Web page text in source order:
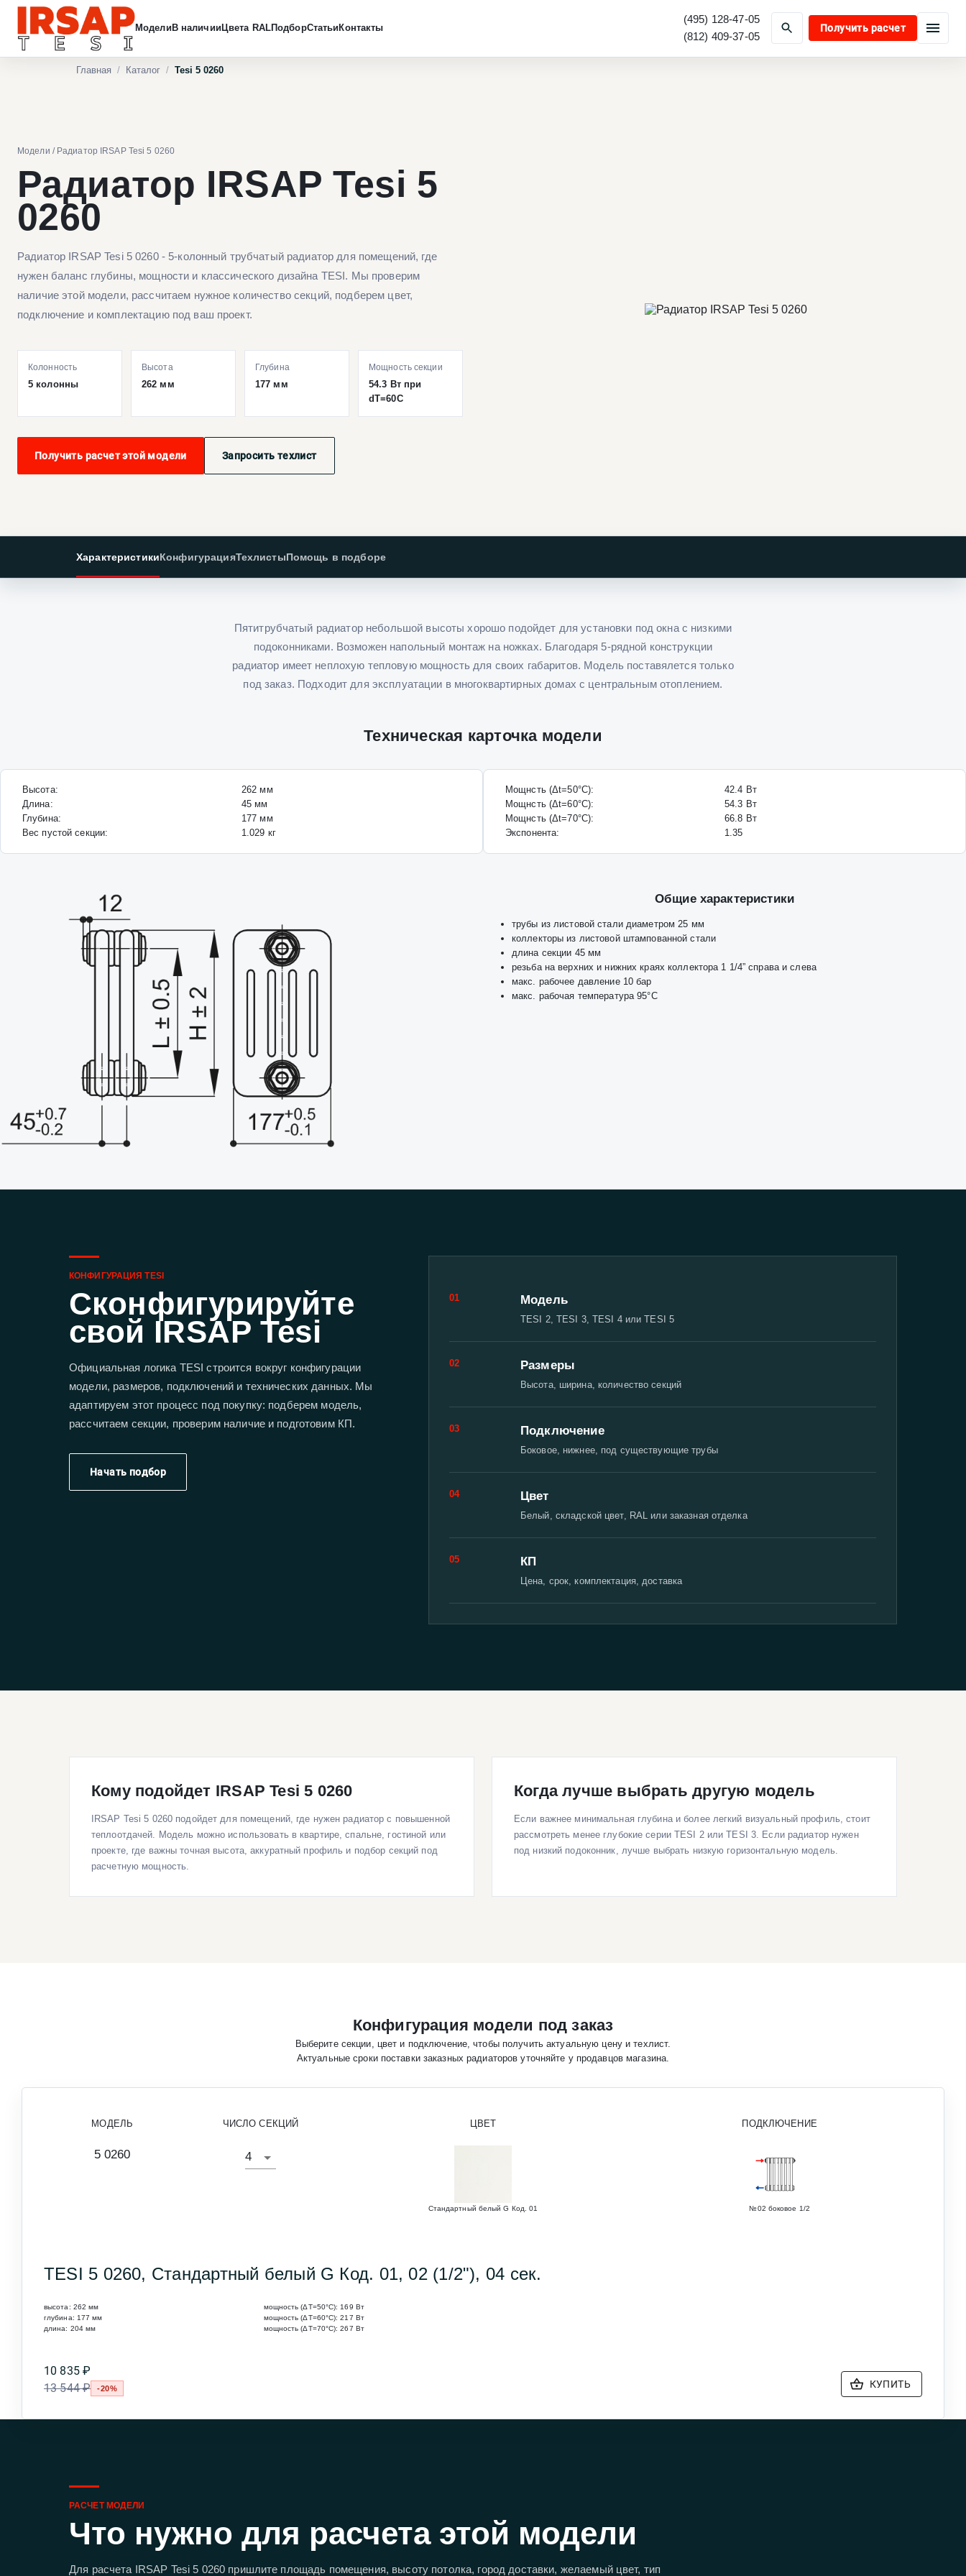
Модели В наличии Цвета RALПодборСтатьи Контакты
(495) 128-47-05
(812) 409-37-05
Получить расчет
Главная / Каталог / Tesi 5 0260
Модели / Радиатор IRSAP Tesi 5 0260
Радиатор IRSAP Tesi 5
0260
Радиатор IRSAP Tesi 5 0260 - 5-колонный трубчатый радиатор для помещений, где
нужен баланс глубины, мощности и классического дизайна TESI. Мы проверим
наличие этой модели, рассчитаем нужное количество секций, подберем цвет,
подключение и комплектацию под ваш проект.
Колонность
5 колонны
Высота
262 мм
Глубина
177 мм
Мощность секции
54.3 Вт при
dT=60C
Получить расчет этой модели Запросить техлист
ХарактеристикиКонфигурацияТехлистыПомощь в подборе
Пятитрубчатый радиатор небольшой высоты хорошо подойдет для установки под окна с низкими
подоконниками. Возможен напольный монтаж на ножках. Благодаря 5-рядной конструкции
радиатор имеет неплохую тепловую мощность для своих габаритов. Модель поставялется только
под заказ. Подходит для эксплуатации в многоквартирных домах с центральным отоплением.
Техническая карточка модели
Высота: 262 мм
Длина:
45 мм
Глубина:
177 мм
Вес пустой секции:
1.029 кг
Мощнсть (Δt=50°C): 42.4 Вт
Мощнсть (Δt=60°C):
54.3 Вт
Мощнсть (Δt=70°C):
66.8 Вт
Экспонента:
1.35
Общие характеристики
трубы из листовой стали диаметром 25 мм
коллекторы из листовой штампованной стали
длина секции 45 мм
резьба на верхних и нижних краях коллектора 1 1/4” справа и слева
макс. рабочее давление 10 бар
макс. рабочая температура 95°C
КОНФИГУРАЦИЯ TESI
Сконфигурируйте
свой IRSAP Tesi
Официальная логика TESI строится вокруг конфигурации
модели, размеров, подключений и технических данных. Мы
адаптируем этот процесс под покупку: подберем модель,
рассчитаем секции, проверим наличие и подготовим КП.
Начать подбор
01 Модель
TESI 2, TESI 3, TESI 4 или TESI 5
02 Размеры
Высота, ширина, количество секций
03 Подключение
Боковое, нижнее, под существующие трубы
04 Цвет
Белый, складской цвет, RAL или заказная отделка
05 КП
Цена, срок, комплектация, доставка
Кому подойдет IRSAP Tesi 5 0260
IRSAP Tesi 5 0260 подойдет для помещений, где нужен радиатор с повышенной
теплоотдачей. Модель можно использовать в квартире, спальне, гостиной или
проекте, где важны точная высота, аккуратный профиль и подбор секций под
расчетную мощность.
Когда лучше выбрать другую модель
Если важнее минимальная глубина и более легкий визуальный профиль, стоит
рассмотреть менее глубокие серии TESI 2 или TESI 3. Если радиатор нужен
под низкий подоконник, лучше выбрать низкую горизонтальную модель.
Конфигурация модели под заказ
Выберите секции, цвет и подключение, чтобы получить актуальную цену и техлист.
Актуальные сроки поставки заказных радиаторов уточняйте у продавцов магазина.
МОДЕЛЬ
5 0260
ЧИСЛО СЕКЦИЙ ЦВЕТ
Стандартный белый G Код. 01
ПОДКЛЮЧЕНИЕ
№02 боковое 1/2
TESI 5 0260, Стандартный белый G Код. 01, 02 (1/2"), 04 сек.
высота: 262 мм
глубина: 177 мм
длина: 204мм
мощность (ΔT=50°C): 169 Вт
мощность (ΔT=60°C):217 Вт
мощность (ΔT=70°C):267 Вт
10 835 ₽
13 544 ₽
-20% КУПИТЬ
РАСЧЕТ МОДЕЛИ
Что нужно для расчета этой модели
Для расчета IRSAP Tesi 5 0260 пришлите площадь помещения, высоту потолка, город доставки, желаемый цвет, тип